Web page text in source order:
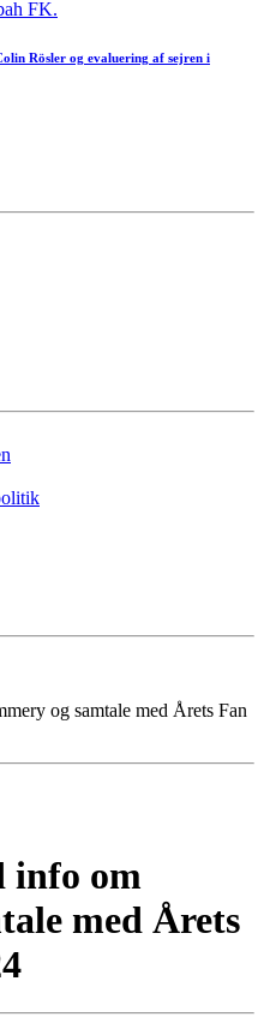
Rösler og evaluering af sejren i
og samtale med Årets Fan
info om
med Årets